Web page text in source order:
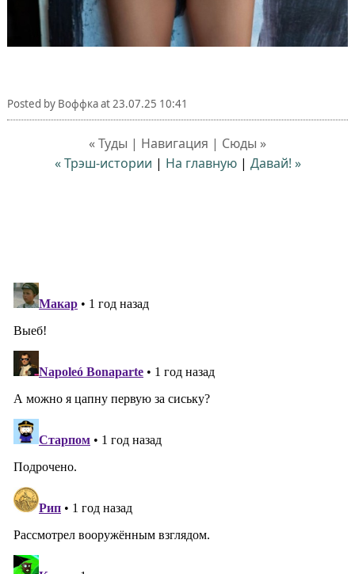
Posted by Воффкаat23.07.25 10:41
« Туды | Навигация | Сюды »
« Трэш-истории | На главную| Давай! »